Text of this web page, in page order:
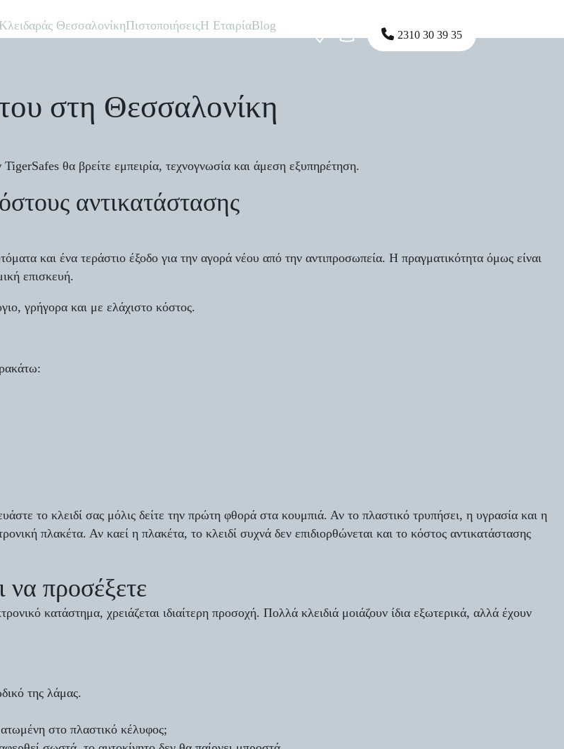
Κλειδαράς ΘεσσαλονίκηΠιστοποιήσειςΗ ΕταιρίαBlog
2310 30 39 35
στη Θεσσαλονίκη
θα βρείτε εμπειρία, τεχνογνωσία και άμεση εξυπηρέτηση.
αντικατάστασης
και ένα τεράστιο έξοδο για την αγορά νέου από την αντιπροσωπεία. Η πραγματικότητα όμως είναι
επισκευή.
γρήγορα και με ελάχιστο κόστος.
το κλειδί σας μόλις δείτε την πρώτη φθορά στα κουμπιά. Αν το πλαστικό τρυπήσει, η υγρασία και η
πλακέτα. Αν καεί η πλακέτα, το κλειδί συχνά δεν επιδιορθώνεται και το κόστος αντικατάστασης
να προσέξετε
κατάστημα, χρειάζεται ιδιαίτερη προσοχή. Πολλά κλειδιά μοιάζουν ίδια εξωτερικά, αλλά έχουν
της λάμας.
στο πλαστικό κέλυφος;